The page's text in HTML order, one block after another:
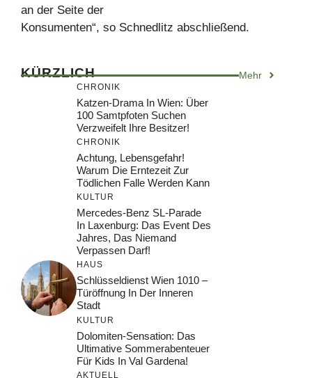
an der Seite der
Konsumenten“, so Schnedlitz abschließend.
KÜRZLICH Mehr
CHRONIK
Katzen-Drama In Wien: Über
100 Samtpfoten Suchen
Verzweifelt Ihre Besitzer!
CHRONIK
Achtung, Lebensgefahr!
Warum Die Erntezeit Zur
Tödlichen Falle Werden Kann
KULTUR
Mercedes-Benz SL-Parade
In Laxenburg: Das Event Des
Jahres, Das Niemand
Verpassen Darf!
HAUS
Schlüsseldienst Wien 1010 –
Türöffnung In Der Inneren
Stadt
KULTUR
Dolomiten-Sensation: Das
Ultimative Sommerabenteuer
Für Kids In Val Gardena!
AKTUELL